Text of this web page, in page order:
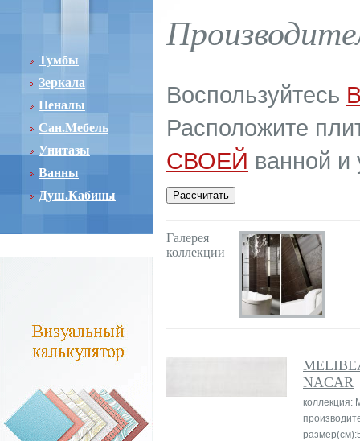
Тумбы
Зеркала
Пеналы
Сан.Мебель
Унитазы
Ванны
Душ.Кабины
Воспользуйтесь
Расположите
СВОЕЙ ванной и
Галерея
коллекции
NACAR
коллекция: